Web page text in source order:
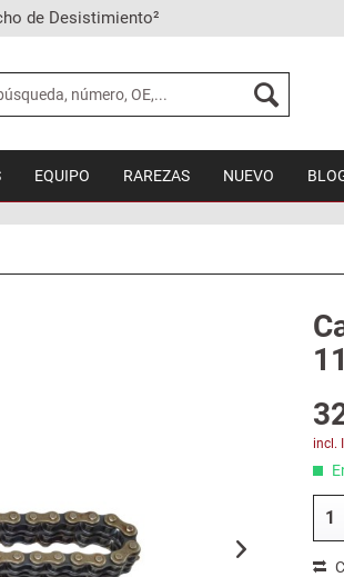
de Desistimiento²
EQUIPO RAREZAS NUEVO
incl.